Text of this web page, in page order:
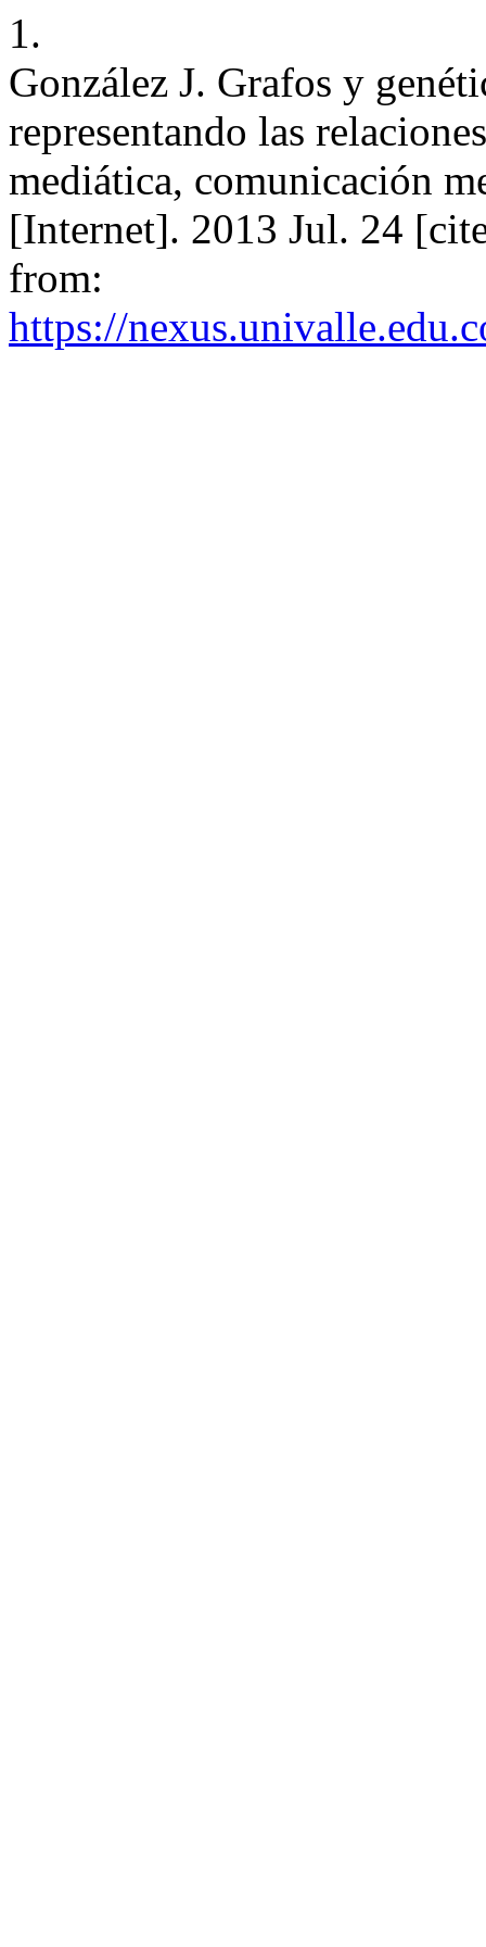
1.
González J. Grafos y
representando las
mediática, comunicación
[Internet]. 2013 Jul. 24
from:
https://